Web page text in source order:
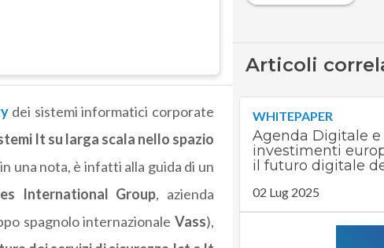
dei sistemi informatici corporate
It su larga scala nello spazio
una nota, è infatti alla guida di un
International Group, azienda
spagnolo internazionale Vass),
Articoli
WHITEPAPER
Agenda Digitale e
investimenti
il futuro digitale
02 Lug 2025